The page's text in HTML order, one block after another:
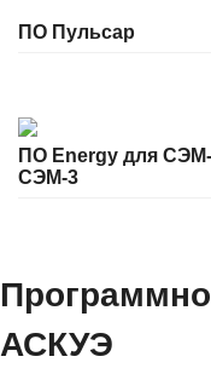
ПО Пульсар
ПО Energy для
СЭМ-3
АСКУЭ